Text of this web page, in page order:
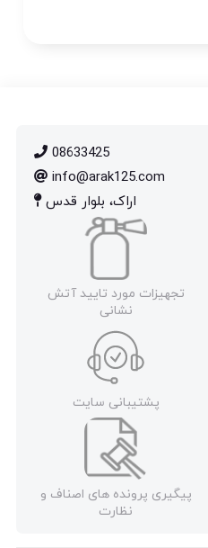
08633425
info@arak125.com
اراک، بلوار قدس
تجهیزات مورد تایید آتش
نشانی
پشتیبانی سایت
پیگیری پرونده های اصناف و
نظارت